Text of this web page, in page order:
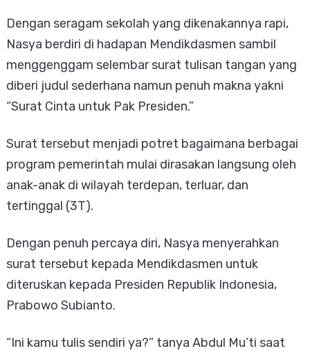
Dengan seragam sekolah yang dikenakannya rapi,
Nasya berdiri di hadapan Mendikdasmen sambil
menggenggam selembar surat tulisan tangan yang
diberi judul sederhana namun penuh makna yakni
“Surat Cinta untuk Pak Presiden.”
Surat tersebut menjadi potret bagaimana berbagai
program pemerintah mulai dirasakan langsung oleh
anak-anak di wilayah terdepan, terluar, dan
tertinggal (3T).
Dengan penuh percaya diri, Nasya menyerahkan
surat tersebut kepada Mendikdasmen untuk
diteruskan kepada Presiden Republik Indonesia,
Prabowo Subianto.
“Ini kamu tulis sendiri ya?” tanya Abdul Mu’ti saat